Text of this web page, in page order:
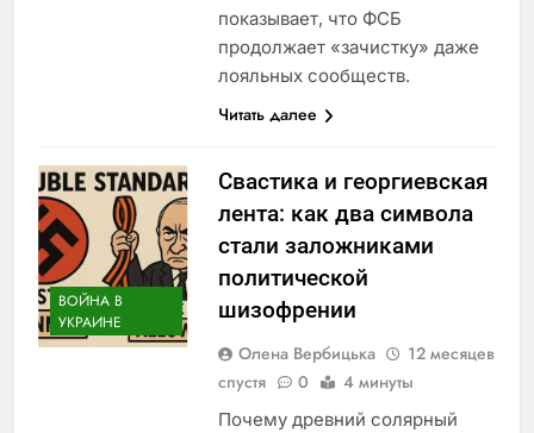
показывает, что ФСБ
продолжает «зачистку» даже
лояльных сообществ.
Читать далее
ВОЙНА В
УКРАИНЕ
Свастика и георгиевская
лента: как два символа
стали заложниками
политической
шизофрении
Олена Вербицька
12 месяцев
спустя
0 4 минуты
Почему древний солярный